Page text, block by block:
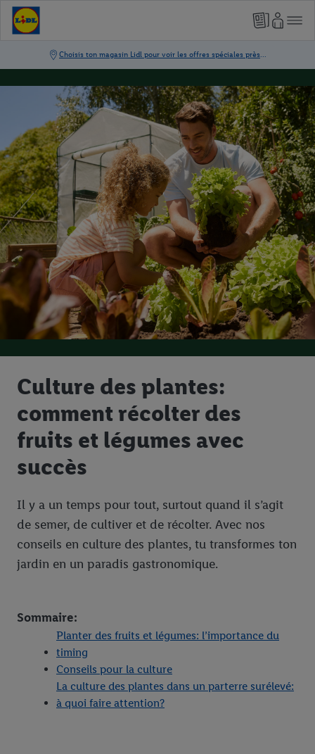
Culture des plantes:
comment récolter des
fruits et légumes avec
succès
Il y a un temps pour tout, surtout quand il s’agit
de semer, de cultiver et de récolter. Avec nos
conseils en culture des plantes, tu transformes ton
jardin en un paradis gastronomique.
Sommaire:
Planter des fruits et légumes: l’importance du
timing
Conseils pour la culture
La culture des plantes dans un parterre surélevé:
à quoi faire attention?